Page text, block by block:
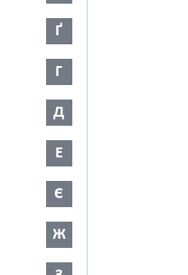
Ґ
Г
Д
Е
Є
Ж